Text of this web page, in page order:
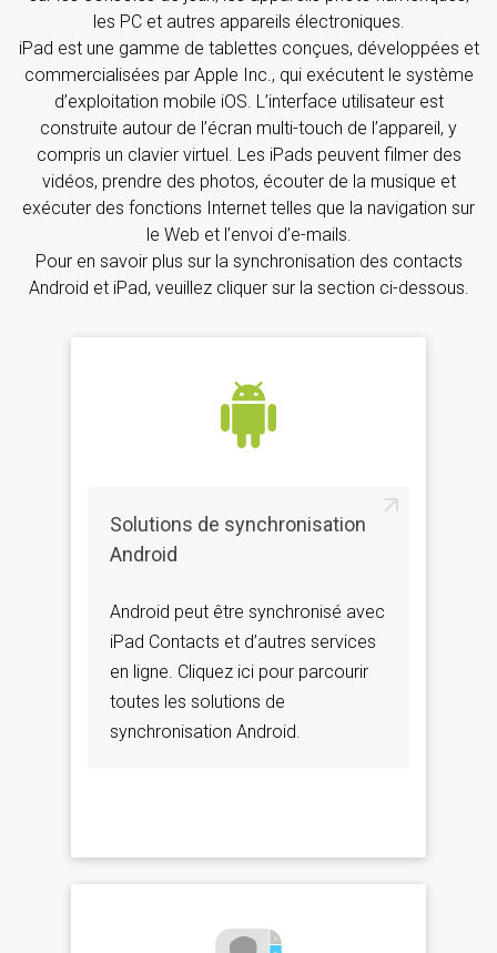
les PC et autres appareils électroniques.
iPad est une gamme de tablettes conçues, développées et
commercialisées par Apple Inc., qui exécutent le système
d’exploitation mobile iOS. L’interface utilisateur est
construite autour de l’écran multi-touch de l’appareil, y
compris un clavier virtuel. Les iPads peuvent filmer des
vidéos, prendre des photos, écouter de la musique et
exécuter des fonctions Internet telles que la navigation sur
le Web et l’envoi d’e-mails.
Pour en savoir plus sur la synchronisation des contacts
Android et iPad, veuillez cliquer sur la section ci-dessous.
Solutions de synchronisation
Android
Android peut être synchronisé avec
iPad Contacts et d’autres services
en ligne. Cliquez ici pour parcourir
toutes les solutions de
synchronisation Android.